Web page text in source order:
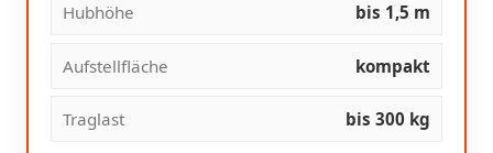
Hubhöhe bis 1,5 m
Aufstellfläche kompakt
Traglast bis 300 kg